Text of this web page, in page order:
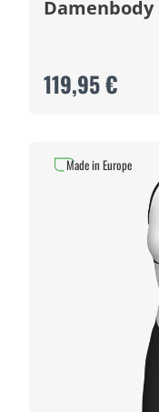
Damenbody
119,95 €
Made in Europe